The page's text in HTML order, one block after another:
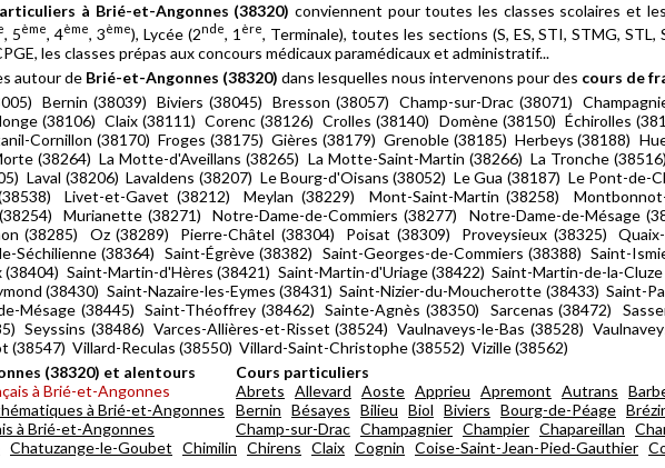
à Brié-et-Angonnes (38320) conviennent pour toutes les classes scolaires et
, 5ème, 4ème, 3ème), Lycée (2nde, 1 ère, Terminale), toutes les sections (S, ES, STI, STMG,
les classes prépas aux concours médicaux paramédicaux et administratif...
autour de Brié-et-Angonnes (38320) dans lesquelles nous intervenons pour des cours de
Bernin (38039) Biviers (38045) Bresson (38057) Champ-sur-Drac (38071)
(38106) Claix (38111) Corenc (38126) Crolles (38140) Domène (38150) Échirolles
Cornillon (38170) Froges (38175) Gières (38179) Grenoble (38185) Herbeys (38188)
(38264) La Motte-d'Aveillans (38265) La Motte-Saint-Martin (38266) La Tronche
Laval (38206) Lavaldens (38207) Le Bourg-d'Oisans (38052) Le Gua (38187) Le Pont-de-
Livet-et-Gavet (38212) Meylan (38229) Mont-Saint-Martin (38258)
Murianette (38271) Notre-Dame-de-Commiers (38277) Notre-Dame-de-Mésage
(38285) Oz (38289) Pierre-Châtel (38304) Poisat (38309) Proveysieux (38325)
Séchilienne (38364) Saint-Égrève (38382) Saint-Georges-de-Commiers (38388) Saint-
(38404) Saint-Martin-d'Hères (38421) Saint-Martin-d'Uriage (38422) Saint-Martin-de-la-
(38430) Saint-Nazaire-les-Eymes (38431) Saint-Nizier-du-Moucherotte (38433) Saint-
Mésage (38445) Saint-Théoffrey (38462) Sainte-Agnès (38350) Sarcenas (38472)
Seyssins (38486) Varces-Allières-et-Risset (38524) Vaulnaveys-le-Bas (38528)
(38547) Villard-Reculas (38550) Villard-Saint-Christophe (38552) Vizille (38562)
(38320) et alentours
à Brié-et-Angonnes
à Brié-et-Angonnes
à Brié-et-Angonnes
Cours particuliers
Abrets Allevard Aoste Apprieu Apremont Autrans
Bernin Bésayes Bilieu Biol Biviers Bourg-de-Péage
Champ-sur-Drac Champagnier Champier Chapareillan
Chatuzange-le-Goubet Chimilin Chirens Claix Cognin Coise-Saint-Jean-Pied-Gauthier